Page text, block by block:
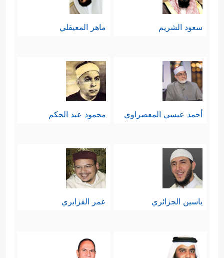
سعود الشريم ماهر المعيقلي
أحمد عيسي المعصراوي محمود عبد الحكم
ياسين الجزائري عمر القزابري